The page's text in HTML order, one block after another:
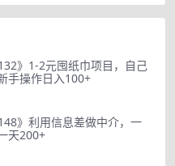
》1-2元囤纸巾项目，自己
手操作日入100+
》利用信息差做中介，一
天200+